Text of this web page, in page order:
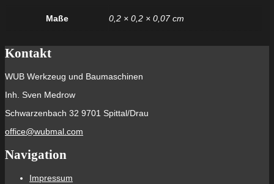
Maße 0,2 × 0,2 × 0,07 cm
Kontakt
WUB Werkzeug und Baumaschinen
Inh. Sven Medrow
Schwarzenbach 32 9701 Spittal/Drau
office@wubmal.com
Navigation
Impressum